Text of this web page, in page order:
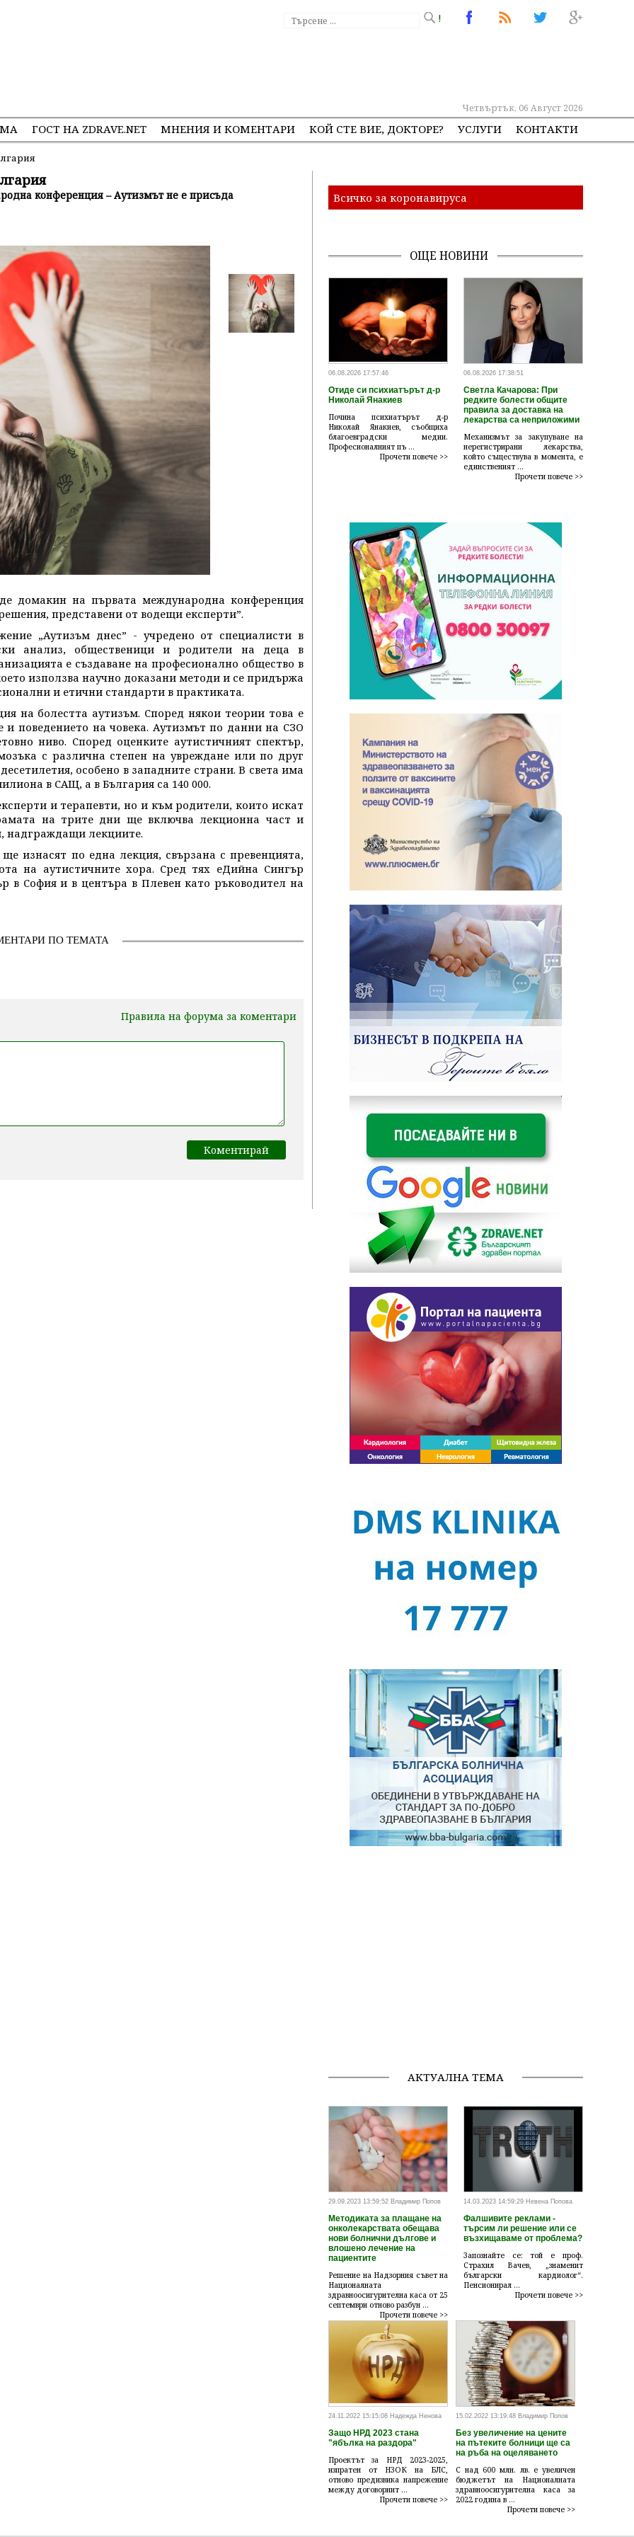
!
Четвъртък, 06 Август 2026
ГОСТ НА ZDRAVE.NET МНЕНИЯ И КОМЕНТАРИ КОЙ СТЕ ВИЕ, ДОКТОРЕ? УСЛУГИ КОНТАКТИ
конференция – Аутизмът не е присъда
домакин на първата международна конференция
представени от водещи експерти”.
„Аутизъм днес” - учредено от специалисти в
анализ, общественици и родители на деца в
е създаване на професионално общество в
използва научно доказани методи и се придържа
и етични стандарти в практиката.
на болестта аутизъм. Според някои теории това е
и поведението на човека. Аутизмът по данни на СЗО
ниво. Според оценките аутистичният спектър,
с различна степен на увреждане или по друг
особено в западните страни. В света има
в САЩ, а в България са 140 000.
и терапевти, но и към родители, които искат
на трите дни ще включва лекционна част и
надграждащи лекциите.
изнасят по една лекция, свързана с превенцията,
на аутистичните хора. Сред тях еДийна Сингър
в София и в центъра в Плевен като ръководител на
ПО ТЕМАТА
Правила на форума за коментари
Всичко за коронавируса
ОЩЕ НОВИНИ
06.08.2026 17:57:46
Отиде си психиатърът д-р
Николай Янакиев
Почина психиатърът д-р
Николай Янакиев, съобщиха
благоевградски медии.
Професионалният пъ ...
Прочети повече >>
06.08.2026 17:38:51
Светла Качарова: При
редките болести общите
правила за доставка на
лекарства са неприложими
Механизмът за закупуване на
нерегистрирани лекарства,
който съществува в момента, е
единственият ...
Прочети повече >>
АКТУАЛНА ТЕМА
29.09.2023 13:59:52 Владимир Попов
Методиката за плащане на
онколекарствата обещава
нови болнични дългове и
влошено лечение на
пациентите
Решение на Надзорния съвет на
Националната
здравноосигурителна каса от 25
септември отново разбун ...
Прочети повече >>
14.03.2023 14:59:29 Невена Попова
Фалшивите реклами -
търсим ли решение или се
възхищаваме от проблема?
Запознайте се: той е проф.
Страхил Вачев, „знаменит
български кардиолог“.
Пенсионирал ...
Прочети повече >>
24.11.2022 15:15:08 Надежда Ненова
Защо НРД 2023 стана
"ябълка на раздора"
Проектът за НРД 2023-2025,
изпратен от НЗОК на БЛС,
отново предизвика напрежение
между договорнит ...
Прочети повече >>
15.02.2022 13:19:48 Владимир Попов
Без увеличение на цените
на пътеките болници ще са
на ръба на оцеляването
С над 600 млн. лв. е увеличен
бюджетът на Националната
здравноосигурителна каса за
2022 година в ...
Прочети повече >>